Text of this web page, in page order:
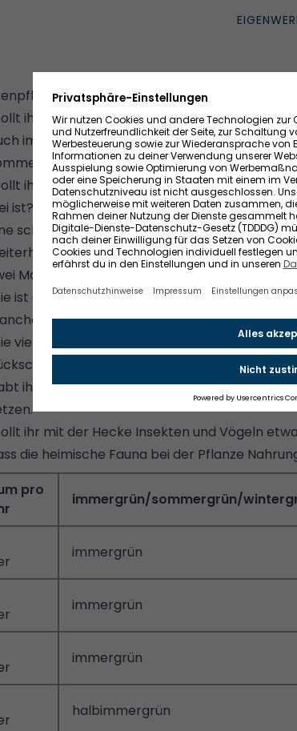
So trefft ihr die richtige Auswahl
ihr in erster Linie zwischen Frühjahr und
im Winter? Je nachdem kommen nur
Pflanzen in Betracht.
ihr einen komplett blickdichten Schutz
ist? Manche Pflanzen wachsen besonders
schnellwachsende Hecke bietet schnell
schnell, wenn sie die gewünschte
Mal im Jahr schneiden.
ist der Standort und der Boden an der
Pflanzen bevorzugen Sonne, andere
viel Zeit für die Pflege wollt ihr aufbringen?
und mehr Dünge- und Wassergaben
ihr Kinder oder Haustiere? Dann solltet ihr
ihr mit der Hecke Insekten und Vögeln
die heimische Fauna bei der Pflanze
pro
immergrün/sommergrün/
immergrün
immergrün
immergrün
halbimmergrün